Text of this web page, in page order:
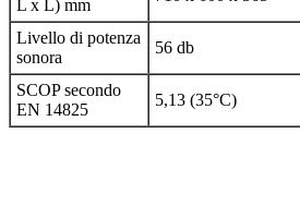
L x L) mm
Livello di potenza
sonora
56 db
SCOP secondo
EN 14825
5,13 (35°C)